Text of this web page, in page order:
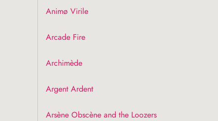
Animø Virile
Arcade Fire
Archimède
Argent Ardent
Arsène Obscène and the Loozers